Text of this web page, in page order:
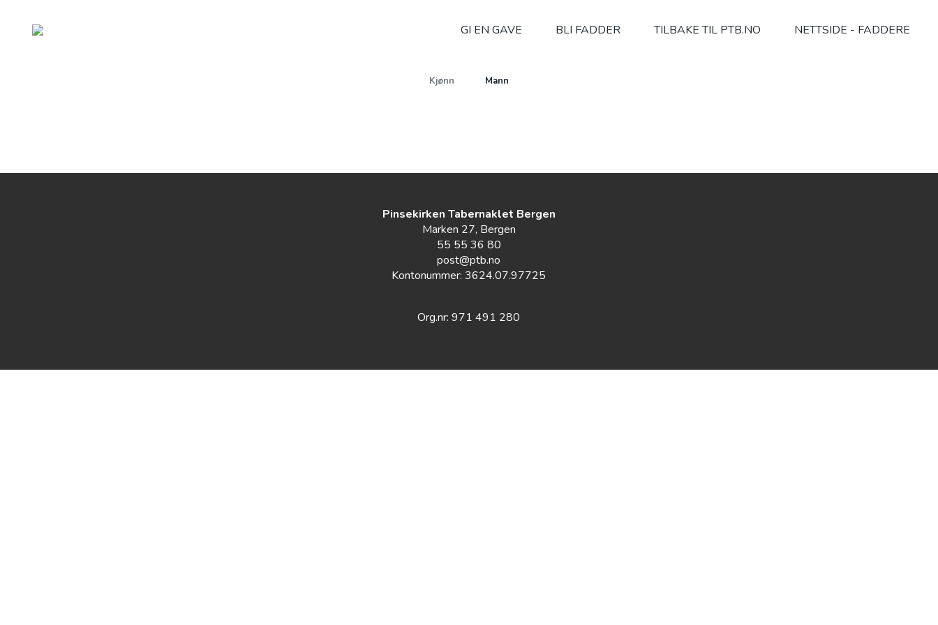
GI EN GAVE BLI FADDER TILBAKE TIL PTB.NO NETTSIDE - FADDERE
Kjønn Mann
Pinsekirken Tabernaklet Bergen
Marken 27, Bergen
55 55 36 80
post@ptb.no
Kontonummer: 3624.07.97725
Org.nr: 971 491 280